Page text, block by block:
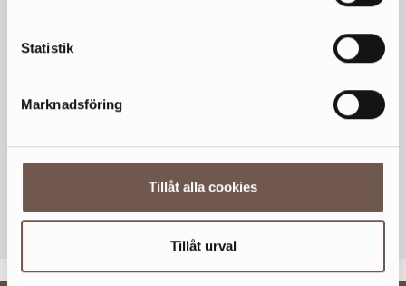
Statistik
Marknadsföring
Tillåt alla cookies
Tillåt urval